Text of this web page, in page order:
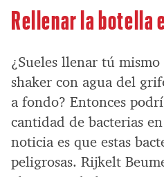
Rellenar la botella
¿Sueles llenar tú
shaker con agua del
a fondo? Entonces
cantidad de bacterias
noticia es que estas
peligrosas. Rijkelt